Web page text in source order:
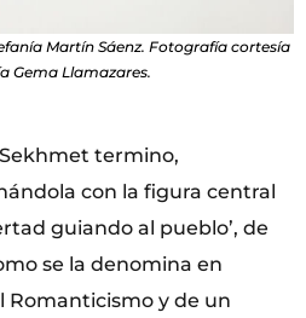
Martín Sáenz. Fotografía cortesía
Gema Llamazares.
termino,
con la figura central
guiando al pueblo’, de
se la denomina en
Romanticismo y de un